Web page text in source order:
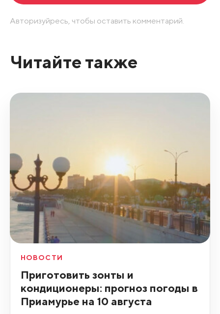
Авторизуйресь, чтобы оставить комментарий.
Читайте также
НОВОСТИ
Приготовить зонты и
кондиционеры: прогноз погоды в
Приамурье на 10 августа